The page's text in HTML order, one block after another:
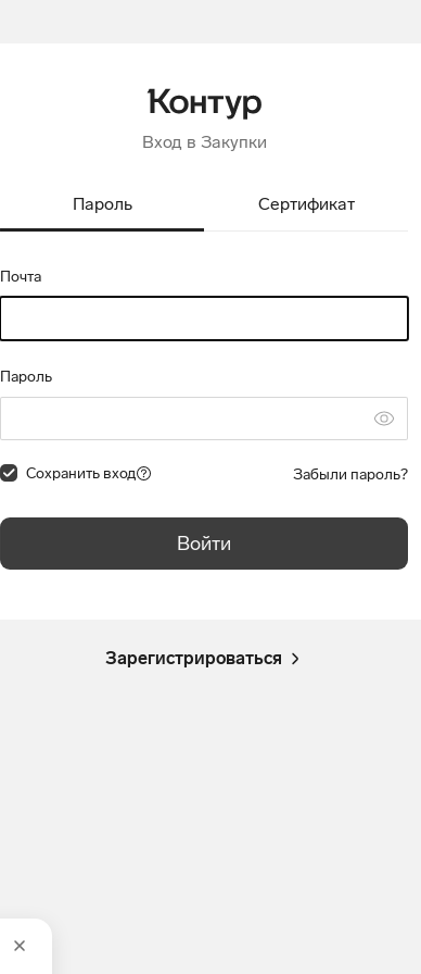
Вход в Закупки
Пароль Сертификат
Почта
Пароль
Сохранить вход Забыли пароль?
Войти
Зарегистрироваться